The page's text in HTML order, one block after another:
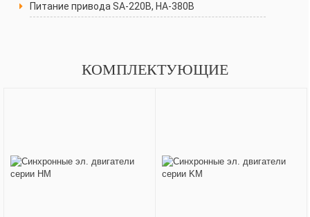
Питание привода SA-220B, HA-380B
КОМПЛЕКТУЮЩИЕ